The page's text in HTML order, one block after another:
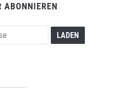
ABONNIEREN